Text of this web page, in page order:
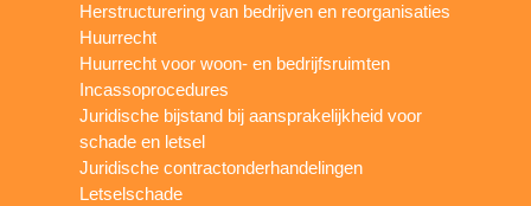
Herstructurering van bedrijven en reorganisaties
Huurrecht
Huurrecht voor woon- en bedrijfsruimten
Incassoprocedures
Juridische bijstand bij aansprakelijkheid voor
schade en letsel
Juridische contractonderhandelingen
Letselschade